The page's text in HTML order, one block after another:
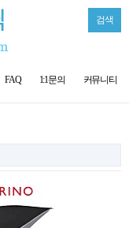
검색
FAQ 1:1문의 커뮤니티